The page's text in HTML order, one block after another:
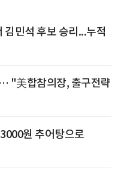
민석 후보 승리...누적
"美합참의장, 출구전략
원 추어탕으로